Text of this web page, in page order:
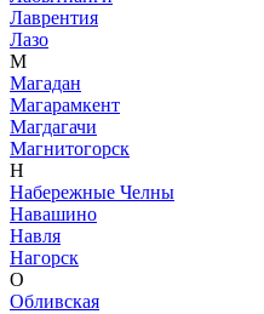
Лаврентия
Лазо
М
Магадан
Магарамкент
Магдагачи
Магнитогорск
Н
Набережные Челны
Навашино
Навля
Нагорск
О
Обливская